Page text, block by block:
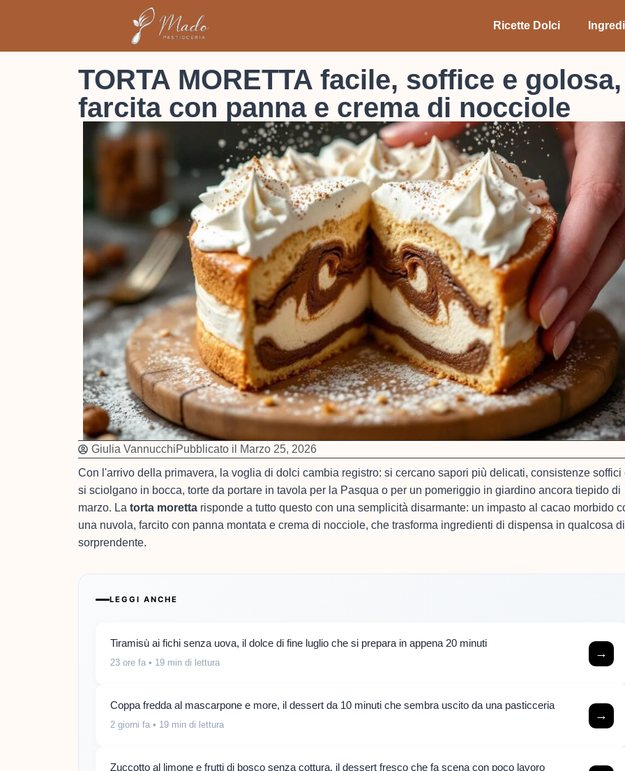
Ricette Dolci
TORTA MORETTA facile, soffice e golosa,
farcita con panna e crema di nocciole
Giulia VannucchiPubblicato il
Marzo 25, 2026
Con l'arrivo della primavera, la voglia di dolci cambia registro: si cercano sapori più delicati, consistenze soffici
si sciolgano in bocca, torte da portare in tavola per la Pasqua o per un pomeriggio in giardino ancora tiepido di
marzo. La torta moretta risponde a tutto questo con una semplicità disarmante: un impasto al cacao morbido
una nuvola, farcito con panna montata e crema di nocciole, che trasforma ingredienti di dispensa in qualcosa di
sorprendente.
LEGGI ANCHE
Tiramisù ai fichi senza uova, il dolce di fine luglio che si prepara in appena 20 minuti
23 ore fa • 19 min di lettura
→
Coppa fredda al mascarpone e more, il dessert da 10 minuti che sembra uscito da una pasticceria
2 giorni fa • 19 min di lettura
→
Zuccotto al limone e frutti di bosco senza cottura, il dessert fresco che fa scena con poco lavoro